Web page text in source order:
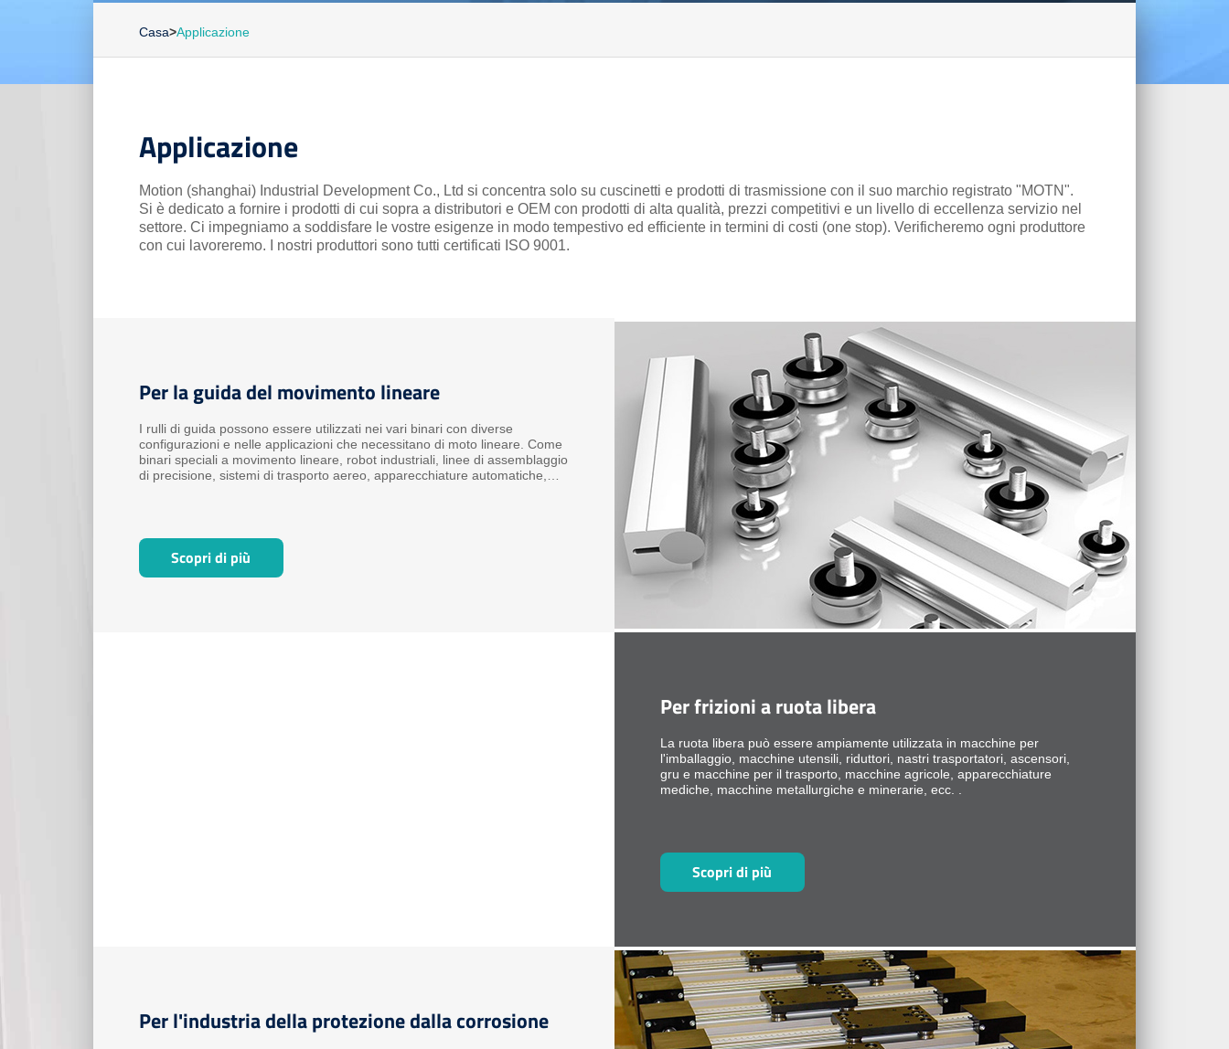
Casa>Applicazione
Applicazione
Motion (shanghai) Industrial Development Co., Ltd si concentra solo su cuscinetti e prodotti di trasmissione con il suo marchio registrato "MOTN".
Si è dedicato a fornire i prodotti di cui sopra a distributori e OEM con prodotti di alta qualità, prezzi competitivi e un livello di eccellenza servizio nel
settore. Ci impegniamo a soddisfare le vostre esigenze in modo tempestivo ed efficiente in termini di costi (one stop). Verificheremo ogni produttore
con cui lavoreremo. I nostri produttori sono tutti certificati ISO 9001.
Per la guida del movimento lineare
I rulli di guida possono essere utilizzati nei vari binari con diverse
configurazioni e nelle applicazioni che necessitano di moto lineare. Come
binari speciali a movimento lineare, robot industriali, linee di assemblaggio
di precisione, sistemi di trasporto aereo, apparecchiature automatiche,
Scopri di più
Per frizioni a ruota libera
La ruota libera può essere ampiamente utilizzata in macchine per
l'imballaggio, macchine utensili, riduttori, nastri trasportatori, ascensori,
gru e macchine per il trasporto, macchine agricole, apparecchiature
mediche, macchine metallurgiche e minerarie, ecc. .
Scopri di più
Per l'industria della protezione dalla corrosione